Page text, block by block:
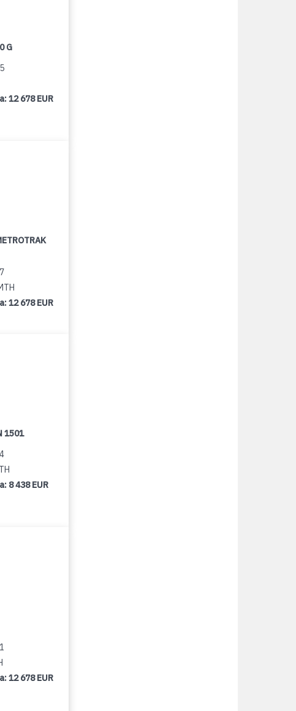
G
12 678 EUR
12 678 EUR
1501
8 438 EUR
12 678 EUR